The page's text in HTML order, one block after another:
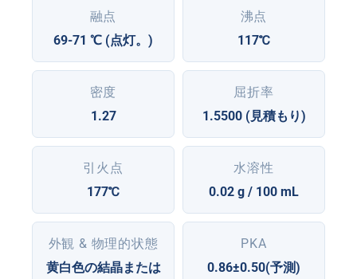
融点
69-71 ℃ (点灯。)
沸点
117℃
密度
1.27
屈折率
1.5500 (見積もり)
引火点
177℃
水溶性
0.02 g / 100 mL
外観 & 物理的状態
黄白色の結晶または
PKA
0.86±0.50(予測)